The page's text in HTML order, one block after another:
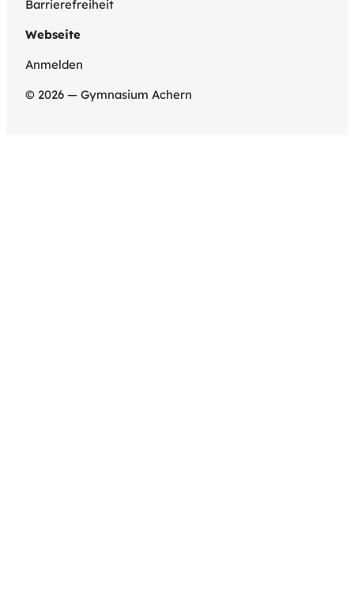
Barrierefreiheit
Webseite
Anmelden
© 2026 — Gymnasium Achern